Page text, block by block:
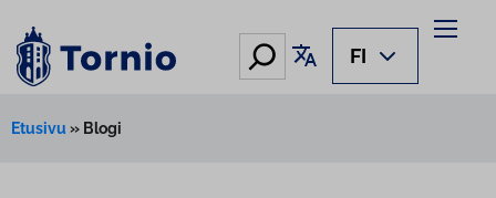
Hae Käännä sivu
FI
Etusivu » Blogi